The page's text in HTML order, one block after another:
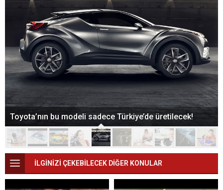
Toyota’nın bu modeli sadece Türkiye’de üretilecek!
İLGİNİZİ ÇEKEBİLECEK DİĞER KONULAR